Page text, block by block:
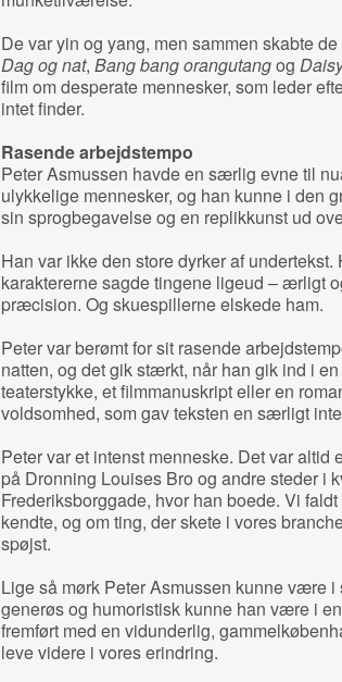
De var yin og yang, men sammen skabte
Dag og nat, Bang bang orangutangog
film om desperate mennesker, som leder
intet finder.
Rasende arbejdstempo
Peter Asmussen havde en særlig evne til
ulykkelige mennesker, og han kunne i den
sin sprogbegavelse og en replikkunst ud
Han var ikke den store dyrker af undertekst.
karaktererne sagde tingene ligeud – ærligt
præcision. Og skuespillerne elskede ham.
Peter var berømt for sit rasende
natten, og det gik stærkt, når han gik ind i
teaterstykke, et filmmanuskript eller en
voldsomhed, som gav teksten en særligt
Peter var et intenst menneske. Det var altid
på Dronning Louises Bro og andre steder i
Frederiksborggade, hvor han boede. Vi
kendte, og om ting, der skete i vores
spøjst.
Lige så mørk Peter Asmussen kunne være i
generøs og humoristisk kunne han være i
fremført med en vidunderlig,
leve videre i vores erindring.